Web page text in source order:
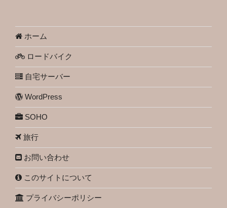
ホーム
ロードバイク
自宅サーバー
WordPress
SOHO
旅行
お問い合わせ
このサイトについて
プライバシーポリシー